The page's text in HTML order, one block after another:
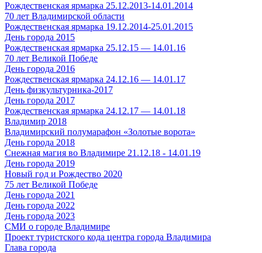
Рождественская ярмарка 25.12.2013-14.01.2014
70 лет Владимирской области
Рождественская ярмарка 19.12.2014-25.01.2015
День города 2015
Рождественская ярмарка 25.12.15 — 14.01.16
70 лет Великой Победе
День города 2016
Рождественская ярмарка 24.12.16 — 14.01.17
День физкультурника-2017
День города 2017
Рождественская ярмарка 24.12.17 — 14.01.18
Владимир 2018
Владимирский полумарафон «Золотые ворота»
День города 2018
Снежная магия во Владимире 21.12.18 - 14.01.19
День города 2019
Новый год и Рождество 2020
75 лет Великой Победе
День города 2021
День города 2022
День города 2023
СМИ о городе Владимире
Проект туристского кода центра города Владимира
Глава города